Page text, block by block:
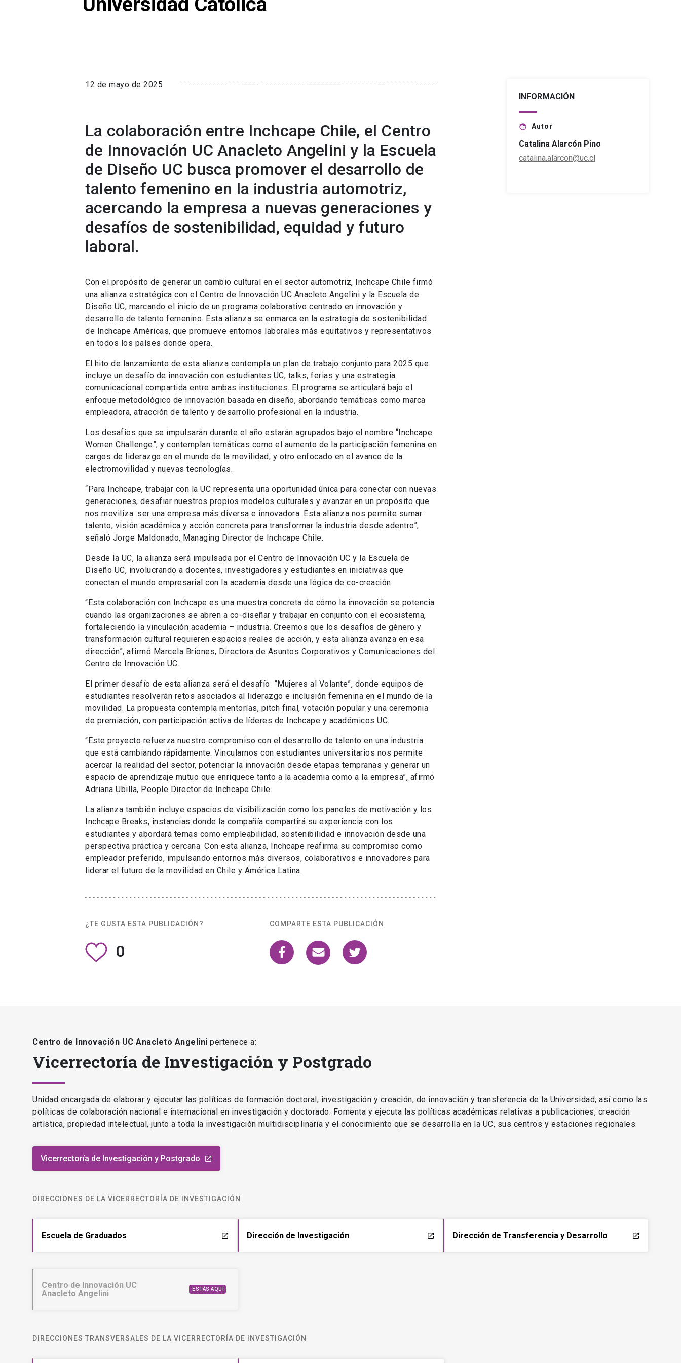
12 de mayo de 2025
La colaboración entre Inchcape Chile, el Centro
de Innovación UC Anacleto Angelini y la Escuela
de Diseño UC busca promover el desarrollo de
talento femenino en la industria automotriz,
acercando la empresa a nuevas generaciones y
desafíos de sostenibilidad, equidad y futuro
laboral.
Con el propósito de generar un cambio cultural en el sector automotriz, Inchcape Chile firmó
una alianza estratégica con el Centro de Innovación UC Anacleto Angelini y la Escuela de
Diseño UC, marcando el inicio de un programa colaborativo centrado en innovación y
desarrollo de talento femenino. Esta alianza se enmarca en la estrategia de sostenibilidad
de Inchcape Américas, que promueve entornos laborales más equitativos y representativos
en todos los países donde opera.
El hito de lanzamiento de esta alianza contempla un plan de trabajo conjunto para 2025 que
incluye un desafío de innovación con estudiantes UC, talks, ferias y una estrategia
comunicacional compartida entre ambas instituciones. El programa se articulará bajo el
enfoque metodológico de innovación basada en diseño, abordando temáticas como marca
empleadora, atracción de talento y desarrollo profesional en la industria.
Los desafíos que se impulsarán durante el año estarán agrupados bajo el nombre “Inchcape
Women Challenge”, y contemplan temáticas como el aumento de la participación femenina en
cargos de liderazgo en el mundo de la movilidad, y otro enfocado en el avance de la
electromovilidad y nuevas tecnologías.
“Para Inchcape, trabajar con la UC representa una oportunidad única para conectar con nuevas
generaciones, desafiar nuestros propios modelos culturales y avanzar en un propósito que
nos moviliza: ser una empresa más diversa e innovadora. Esta alianza nos permite sumar
talento, visión académica y acción concreta para transformar la industria desde adentro”,
señaló Jorge Maldonado, Managing Director de Inchcape Chile.
Desde la UC, la alianza será impulsada por el Centro de Innovación UC y la Escuela de
Diseño UC, involucrando a docentes, investigadores y estudiantes en iniciativas que
conectan el mundo empresarial con la academia desde una lógica de co-creación.
“Esta colaboración con Inchcape es una muestra concreta de cómo la innovación se potencia
cuando las organizaciones se abren a co-diseñar y trabajar en conjunto con el ecosistema,
fortaleciendo la vinculación academia – industria. Creemos que los desafíos de género y
transformación cultural requieren espacios reales de acción, y esta alianza avanza en esa
dirección”, afirmó Marcela Briones, Directora de Asuntos Corporativos y Comunicaciones del
Centro de Innovación UC.
El primer desafío de esta alianza será el desafío “Mujeres al Volante”, donde equipos de
estudiantes resolverán retos asociados al liderazgo e inclusión femenina en el mundo de la
movilidad. La propuesta contempla mentorías, pitch final, votación popular y una ceremonia
de premiación, con participación activa de líderes de Inchcape y académicos UC.
“Este proyecto refuerza nuestro compromiso con el desarrollo de talento en una industria
que está cambiando rápidamente. Vincularnos con estudiantes universitarios nos permite
acercar la realidad del sector, potenciar la innovación desde etapas tempranas y generar un
espacio de aprendizaje mutuo que enriquece tanto a la academia como a la empresa”, afirmó
Adriana Ubilla, People Director de Inchcape Chile.
La alianza también incluye espacios de visibilización como los paneles de motivación y los
Inchcape Breaks, instancias donde la compañía compartirá su experiencia con los
estudiantes y abordará temas como empleabilidad, sostenibilidad e innovación desde una
perspectiva práctica y cercana. Con esta alianza, Inchcape reafirma su compromiso como
empleador preferido, impulsando entornos más diversos, colaborativos e innovadores para
liderar el futuro de la movilidad en Chile y América Latina.
¿TE GUSTA ESTA PUBLICACIÓN?
0
COMPARTE ESTA PUBLICACIÓN
INFORMACIÓN
face Autor
Catalina Alarcón Pino
catalina.alarcon@uc.cl
Centro de Innovación UC Anacleto Angelini pertenece a:
Vicerrectoría de Investigación y Postgrado
Unidad encargada de elaborar y ejecutar las políticas de formación doctoral, investigación y creación, de innovación y transferencia de la Universidad; así como las
políticas de colaboración nacional e internacional en investigación y doctorado. Fomenta y ejecuta las políticas académicas relativas a publicaciones, creación
artística, propiedad intelectual, junto a toda la investigación multidisciplinaria y el conocimiento que se desarrolla en la UC, sus centros y estaciones regionales.
Vicerrectoría de Investigación y Postgrado launch
DIRECCIONES DE LA VICERRECTORÍA DE INVESTIGACIÓN
Escuela de Graduados launch Dirección de Investigación launch Dirección de Transferencia y Desarrollo launch
Centro de Innovación UC
Anacleto Angelini
ESTÁS AQUÍ
DIRECCIONES TRANSVERSALES DE LA VICERRECTORÍA DE INVESTIGACIÓN